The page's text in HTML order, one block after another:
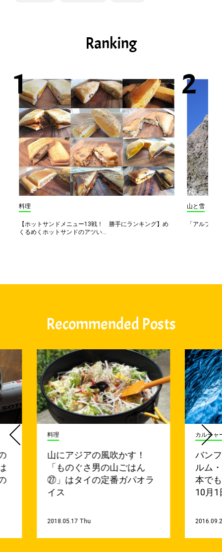
Ranking
料理
【ホットサンドメニュー13戦！ 勝手にランキング】め
くるめくホットサンドのアツい...
山と雪
「アルプス
Recommended Posts
料理
山にアジアの風吹かす！
「ものぐさ男の山ごはん
㉗」はタイの定番ガパオラ
イス
2018.05.17 Thu
カルチャ
バン
ルム
本で
10月1